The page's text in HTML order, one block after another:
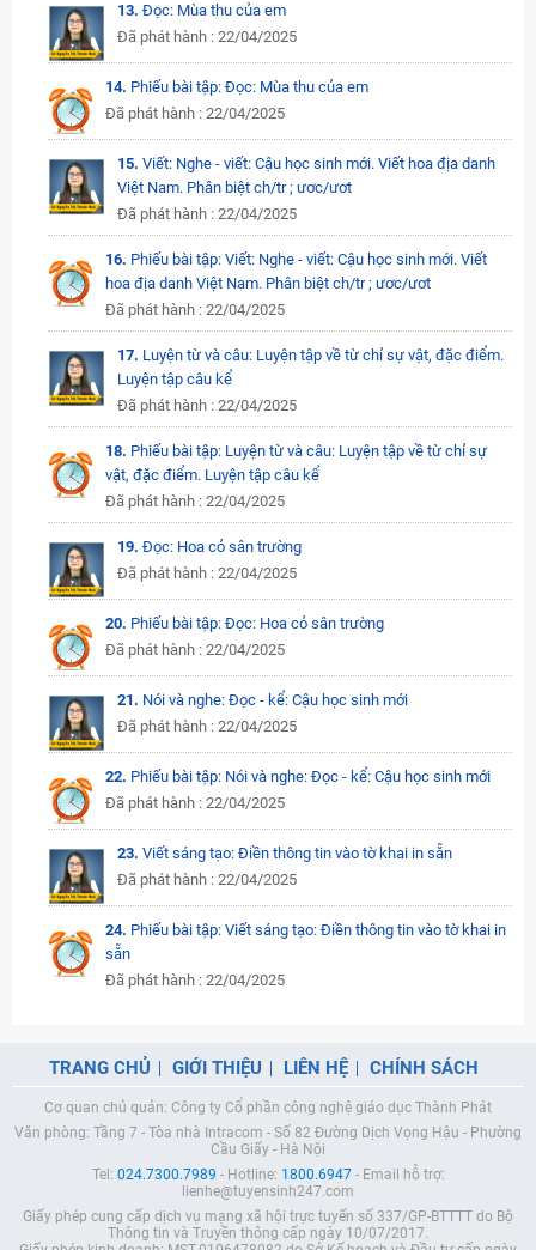
13. Đọc: Mùa thu của em
Đã phát hành : 22/04/2025
14. Phiếu bài tập: Đọc: Mùa thu của em
Đã phát hành : 22/04/2025
15. Viết: Nghe - viết: Cậu học sinh mới. Viết hoa địa danh
Việt Nam. Phân biệt ch/tr ; ươc/ươt
Đã phát hành : 22/04/2025
16. Phiếu bài tập: Viết: Nghe - viết: Cậu học sinh mới. Viết
hoa địa danh Việt Nam. Phân biệt ch/tr ; ươc/ươt
Đã phát hành : 22/04/2025
17. Luyện từ và câu: Luyện tập về từ chỉ sự vật, đặc điểm.
Luyện tập câu kể
Đã phát hành : 22/04/2025
18. Phiếu bài tập: Luyện từ và câu: Luyện tập về từ chỉ sự
vật, đặc điểm. Luyện tập câu kể
Đã phát hành : 22/04/2025
19. Đọc: Hoa cỏ sân trường
Đã phát hành : 22/04/2025
20. Phiếu bài tập: Đọc: Hoa cỏ sân trường
Đã phát hành : 22/04/2025
21. Nói và nghe: Đọc - kể: Cậu học sinh mới
Đã phát hành : 22/04/2025
22. Phiếu bài tập: Nói và nghe: Đọc - kể: Cậu học sinh mới
Đã phát hành : 22/04/2025
23. Viết sáng tạo: Điền thông tin vào tờ khai in sẵn
Đã phát hành : 22/04/2025
24. Phiếu bài tập: Viết sáng tạo: Điền thông tin vào tờ khai in
sẵn
Đã phát hành : 22/04/2025
TRANG CHỦ GIỚI THIỆU LIÊN HỆ CHÍNH SÁCH
Cơ quan chủ quản: Công ty Cổ phần công nghệ giáo dục Thành Phát
Văn phòng: Tầng 7 - Tòa nhà Intracom - Số 82 Đường Dịch Vọng Hậu - Phường
Cầu Giấy - Hà Nội
Tel: 024.7300.7989 - Hotline: 1800.6947- Email hỗ trợ:
lienhe@tuyensinh247.com
Giấy phép cung cấp dịch vụ mạng xã hội trực tuyến số 337/GP-BTTTT do Bộ
Thông tin và Truyền thông cấp ngày 10/07/2017.